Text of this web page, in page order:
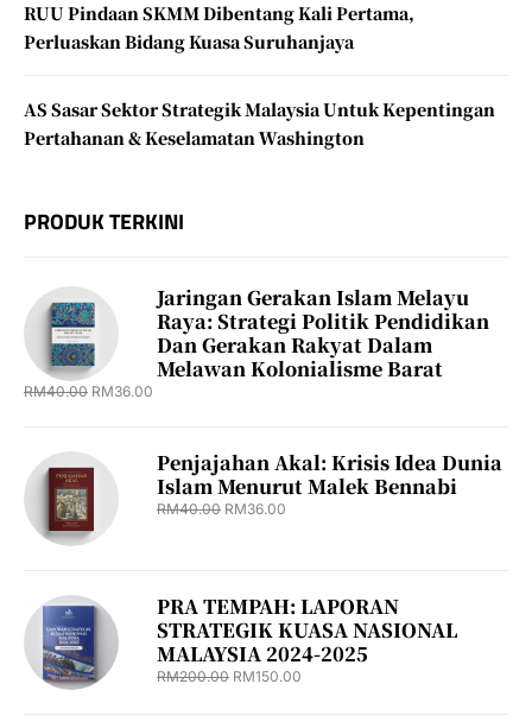
RUU Pindaan SKMM Dibentang Kali Pertama,
Perluaskan Bidang Kuasa Suruhanjaya
AS Sasar Sektor Strategik Malaysia Untuk Kepentingan
Pertahanan & Keselamatan Washington
PRODUK TERKINI
Jaringan Gerakan Islam Melayu
Raya: Strategi Politik Pendidikan
Dan Gerakan Rakyat Dalam
Melawan Kolonialisme Barat
RM40.00 RM36.00
Penjajahan Akal: Krisis Idea Dunia
Islam Menurut Malek Bennabi
RM40.00 RM36.00
PRA TEMPAH: LAPORAN
STRATEGIK KUASA NASIONAL
MALAYSIA 2024-2025
RM200.00 RM150.00